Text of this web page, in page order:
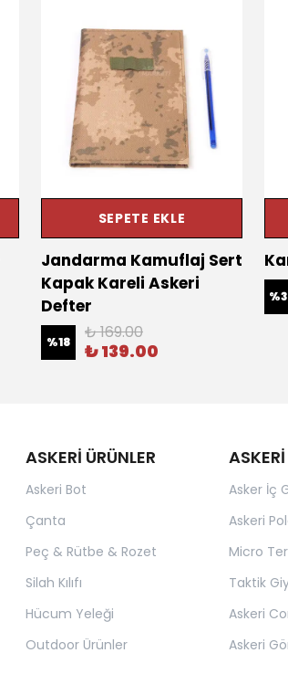
SEPETE EKLE
Jandarma Kamuflaj Sert
Kapak Kareli Askeri
Defter
%18 ₺ 169.00
₺ 139.00
%
ASKERİ ÜRÜNLER
Askeri Bot
Çanta
Peç & Rütbe & Rozet
Silah Kılıfı
Hücum Yeleği
Outdoor Ürünler
Asker İç
Askeri
Micro
Taktik
Askeri
Askeri